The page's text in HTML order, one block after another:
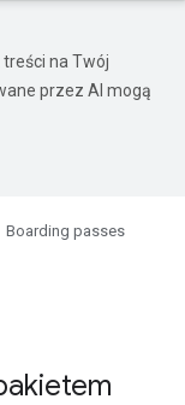
na Twój
przez AI mogą
Boarding passes